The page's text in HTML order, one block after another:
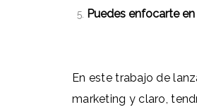
Puedes enfocarte
En este trabajo de
marketing y claro,